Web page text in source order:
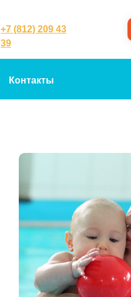
+7 (812) 209 43
39
Контакты